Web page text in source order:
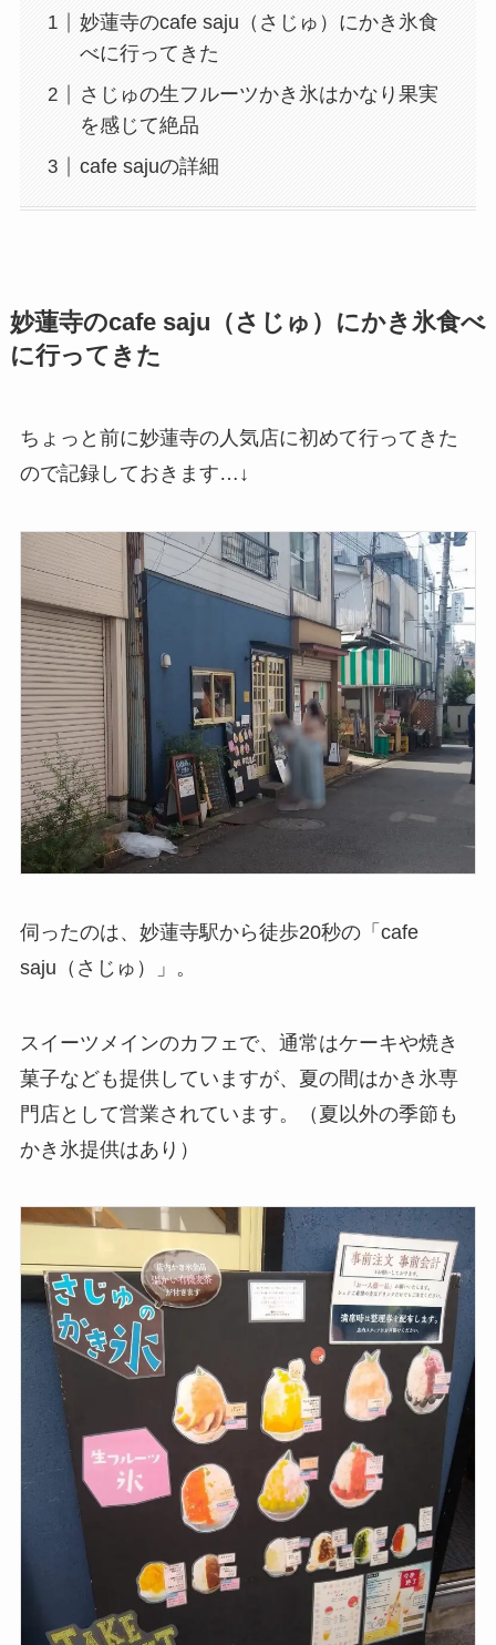
妙蓮寺のcafe saju（さじゅ）にかき氷食
べに行ってきた
さじゅの生フルーツかき氷はかなり果実
を感じて絶品
cafe sajuの詳細
妙蓮寺のcafe saju（さじゅ）にかき氷食べ
に行ってきた
ちょっと前に妙蓮寺の人気店に初めて行ってきた
ので記録しておきます…↓
伺ったのは、妙蓮寺駅から徒歩20秒の「cafe
saju（さじゅ）」。
スイーツメインのカフェで、通常はケーキや焼き
菓子なども提供していますが、夏の間はかき氷専
門店として営業されています。（夏以外の季節も
かき氷提供はあり）